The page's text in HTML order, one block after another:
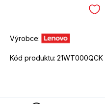
Výrobce:
Kód produktu: 21WT000QCK